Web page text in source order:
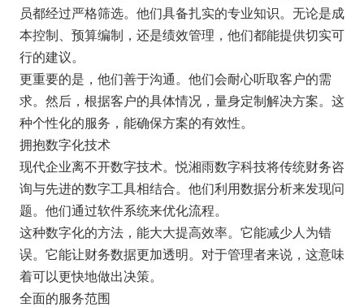
员都经过严格筛选。他们具备扎实的专业知识。无论是成
本控制、预算编制，还是绩效管理，他们都能提供切实可
行的建议。
更重要的是，他们善于沟通。他们会耐心听取客户的需
求。然后，根据客户的具体情况，量身定制解决方案。这
种个性化的服务，能确保方案的有效性。
拥抱数字化技术
现代企业离不开数字技术。悦湘雨数字科技将传统财务咨
询与先进的数字工具相结合。他们利用数据分析来发现问
题。他们通过软件系统来优化流程。
这种数字化的方法，能大大提高效率。它能减少人为错
误。它能让财务数据更加透明。对于管理者来说，这意味
着可以更快地做出决策。
全面的服务范围